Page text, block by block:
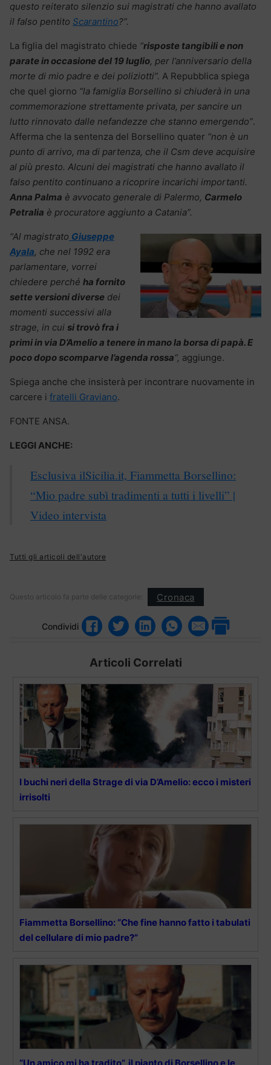
questo reiterato silenzio sui magistrati che hanno avallato
il falso pentito Scarantino?”.
La figlia del magistrato chiede “risposte tangibili e non
parate in occasione del 19 luglio, per l’anniversario della
morte di mio padre e dei poliziotti”. A Repubblica spiega
che quel giorno “la famiglia Borsellino si chiuderà in una
commemorazione strettamente privata, per sancire un
lutto rinnovato dalle nefandezze che stanno emergendo”.
Afferma che la sentenza del Borsellino quater “non è un
punto di arrivo, ma di partenza, che il Csm deve acquisire
al più presto. Alcuni dei magistrati che hanno avallato il
falso pentito continuano a ricoprire incarichi importanti.
Anna Palma è avvocato generale di Palermo, Carmelo
Petralia è procuratore aggiunto a Catania”.
“Al magistrato Giuseppe
Ayala, che nel 1992 era
parlamentare, vorrei
chiedere perché ha fornito
sette versioni diverse dei
momenti successivi alla
strage, in cui si trovò fra i
primi in via D’Amelio a tenere in mano la borsa di papà. E
poco dopo scomparve l’agenda rossa“, aggiunge.
Spiega anche che insisterà per incontrare nuovamente in
carcere i fratelli Graviano.
FONTE ANSA.
LEGGI ANCHE:
Esclusiva ilSicilia.it, Fiammetta Borsellino:
“Mio padre subì tradimenti a tutti i livelli” |
Video intervista
Tutti gli articoli dell'autore
Questo articolo fa parte delle categorie: Cronaca
Condividi
Articoli Correlati
I buchi neri della Strage di via D’Amelio: ecco i misteri
irrisolti
Fiammetta Borsellino: “Che fine hanno fatto i tabulati
del cellulare di mio padre?”